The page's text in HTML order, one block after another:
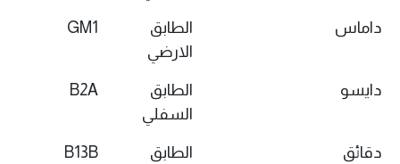
داماس
الطابق
الارضي
GM1
دايسو
الطابق
السفلي
B2A
دقائق الطابق B13B